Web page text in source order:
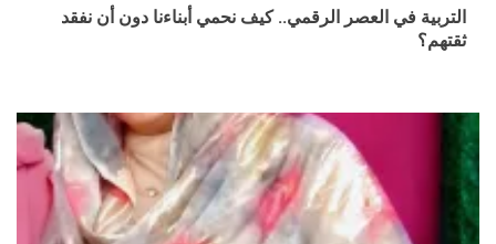
التربية في العصر الرقمي.. كيف نحمي أبناءنا دون أن نفقد
ثقتهم؟